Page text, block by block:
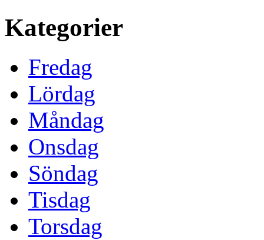
Kategorier
Fredag
Lördag
Måndag
Onsdag
Söndag
Tisdag
Torsdag